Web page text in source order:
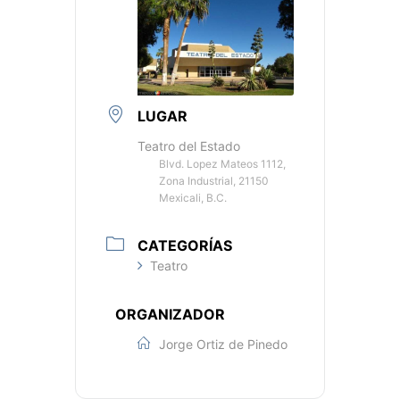
LUGAR
Teatro del Estado
Blvd. Lopez Mateos 1112,
Zona Industrial, 21150
Mexicali, B.C.
CATEGORÍAS
Teatro
ORGANIZADOR
Jorge Ortiz de Pinedo